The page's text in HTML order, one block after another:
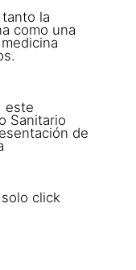
la
como una
este
Sanitario
de
click